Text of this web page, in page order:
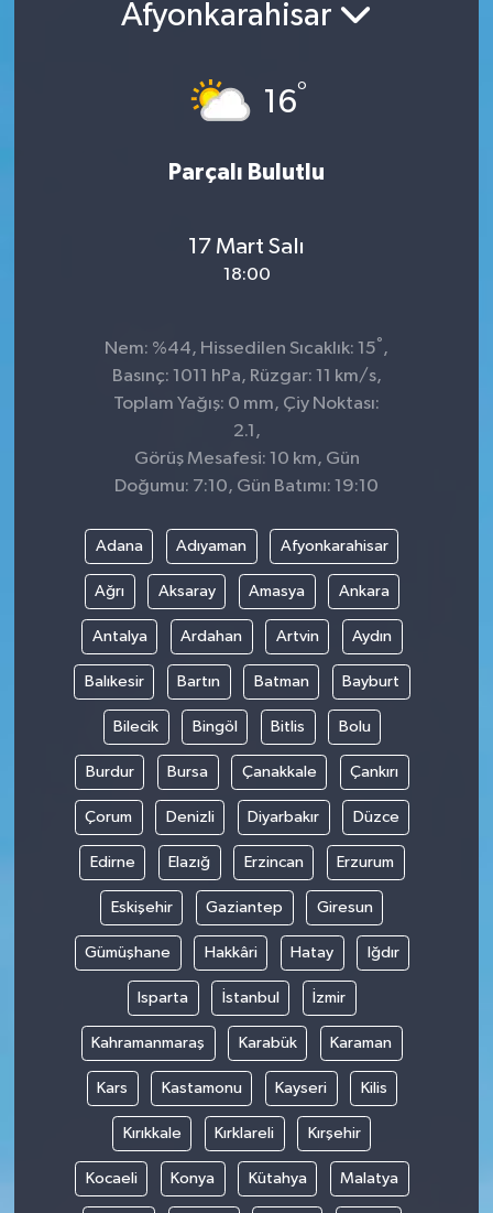
Afyonkarahisar
16°
Parçalı Bulutlu
17 Mart Salı
18:00
Nem: %44, Hissedilen Sıcaklık: 15° ,
Basınç: 1011 hPa, Rüzgar: 11 km/s,
Toplam Yağış: 0 mm, Çiy Noktası:
2.1,
Görüş Mesafesi: 10 km, Gün
Doğumu: 7:10, Gün Batımı: 19:10
Adana Adıyaman Afyonkarahisar
Ağrı Aksaray Amasya Ankara
Antalya Ardahan Artvin Aydın
Balıkesir Bartın Batman Bayburt
Bilecik Bingöl Bitlis Bolu
Burdur Bursa Çanakkale Çankırı
Çorum Denizli Diyarbakır Düzce
Edirne Elazığ Erzincan Erzurum
Eskişehir Gaziantep Giresun
Gümüşhane Hakkâri Hatay Iğdır
Isparta İstanbul İzmir
Kahramanmaraş Karabük Karaman
Kars Kastamonu Kayseri Kilis
Kırıkkale Kırklareli Kırşehir
Kocaeli Konya Kütahya Malatya